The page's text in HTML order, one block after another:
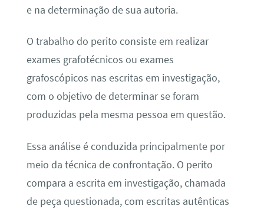
e na determinação de sua autoria.
O trabalho do perito consiste em realizar
exames grafotécnicos ou exames
grafoscópicos nas escritas em investigação,
com o objetivo de determinar se foram
produzidas pela mesma pessoa em questão.
Essa análise é conduzida principalmente por
meio da técnica de confrontação. O perito
compara a escrita em investigação, chamada
de peça questionada, com escritas autênticas